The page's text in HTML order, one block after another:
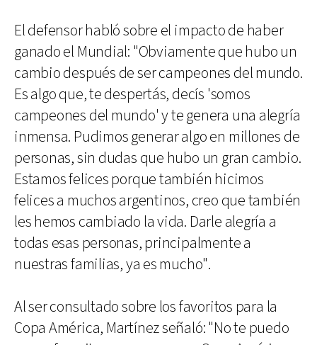
El defensor habló sobre el impacto de haber
ganado el Mundial: "Obviamente que hubo un
cambio después de ser campeones del mundo.
Es algo que, te despertás, decís 'somos
campeones del mundo' y te genera una alegría
inmensa. Pudimos generar algo en millones de
personas, sin dudas que hubo un gran cambio.
Estamos felices porque también hicimos
felices a muchos argentinos, creo que también
les hemos cambiado la vida. Darle alegría a
todas esas personas, principalmente a
nuestras familias, ya es mucho".
Al ser consultado sobre los favoritos para la
Copa América, Martínez señaló: "No te puedo